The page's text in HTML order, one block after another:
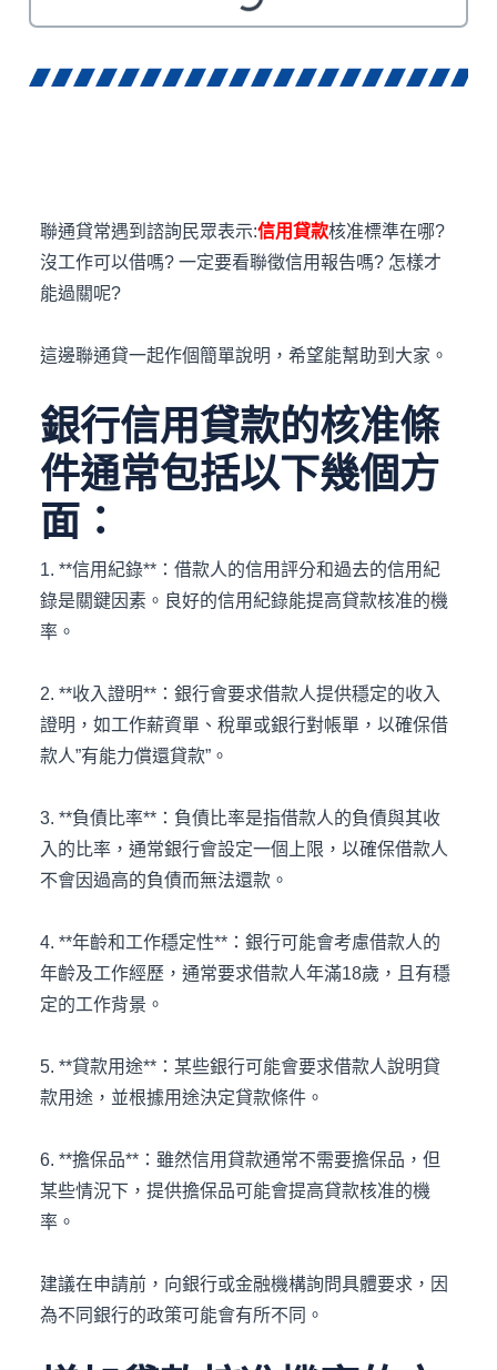
聯通貸常遇到諮詢民眾表示:信用貸款核准標準在哪?
沒工作可以借嗎? 一定要看聯徵信用報告嗎? 怎樣才
能過關呢?
這邊聯通貸一起作個簡單說明，希望能幫助到大家。
銀行信用貸款的核准條
件通常包括以下幾個方
面：
1. **信用紀錄**：借款人的信用評分和過去的信用紀
錄是關鍵因素。良好的信用紀錄能提高貸款核准的機
率。
2. **收入證明**：銀行會要求借款人提供穩定的收入
證明，如工作薪資單、稅單或銀行對帳單，以確保借
款人”有能力償還貸款”。
3. **負債比率**：負債比率是指借款人的負債與其收
入的比率，通常銀行會設定一個上限，以確保借款人
不會因過高的負債而無法還款。
4. **年齡和工作穩定性**：銀行可能會考慮借款人的
年齡及工作經歷，通常要求借款人年滿18歲，且有穩
定的工作背景。
5. **貸款用途**：某些銀行可能會要求借款人說明貸
款用途，並根據用途決定貸款條件。
6. **擔保品**：雖然信用貸款通常不需要擔保品，但
某些情況下，提供擔保品可能會提高貸款核准的機
率。
建議在申請前，向銀行或金融機構詢問具體要求，因
為不同銀行的政策可能會有所不同。